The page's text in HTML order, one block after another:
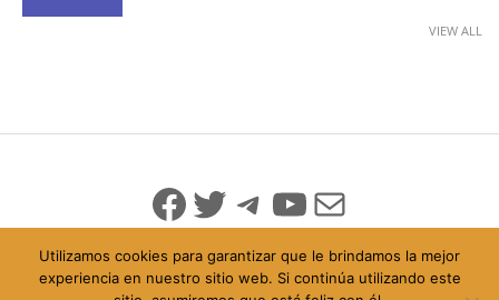
VIEW ALL
Facebook
Twitter
Telegram
YouTube
Mail
Utilizamos cookies para garantizar que le brindamos la mejor
experiencia en nuestro sitio web. Si continúa utilizando este